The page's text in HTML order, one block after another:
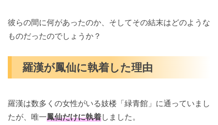
彼らの間に何があったのか、そしてその結末はどのような
ものだったのでしょうか？
羅漢が鳳仙に執着した理由
羅漢は数多くの女性がいる妓楼「緑青館」に通っていまし
たが、唯一鳳仙だけに執着しました。